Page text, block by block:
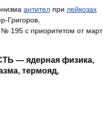
антител при лейкозах
Григоров,
195 с приоритетом от март
— ядерная физика,
термояд,